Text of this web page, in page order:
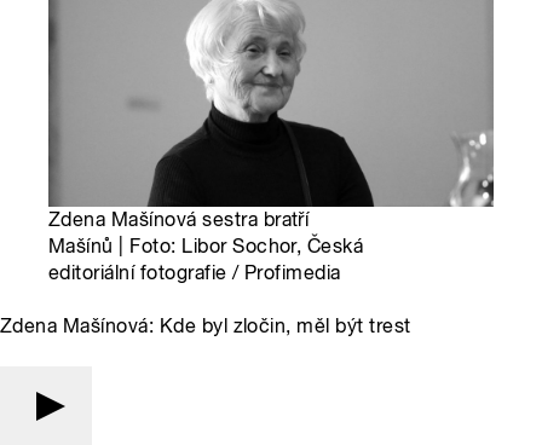
Zdena Mašínová sestra bratří
Mašínů | Foto: Libor Sochor, Česká
editoriální fotografie / Profimedia
Zdena Mašínová: Kde byl zločin, měl být trest